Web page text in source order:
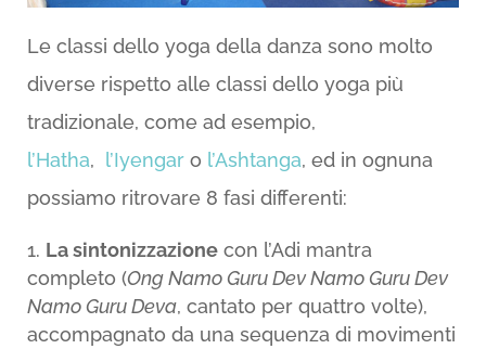
Le classi dello yoga della danza sono molto
diverse rispetto alle classi dello yoga più
tradizionale, come ad esempio,
l’Hatha, l’Iyengaro l’Ashtanga, ed in ognuna
possiamo ritrovare 8 fasi differenti:
La sintonizzazionecon l’Adi mantra
completo (Ong Namo Guru Dev Namo Guru Dev
Namo Guru Deva, cantato per quattro volte),
accompagnato da una sequenza di movimenti